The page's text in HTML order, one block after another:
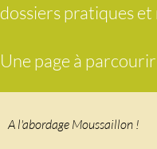
dossiers pratiques
Une page à
A l'abordage Moussaillon !